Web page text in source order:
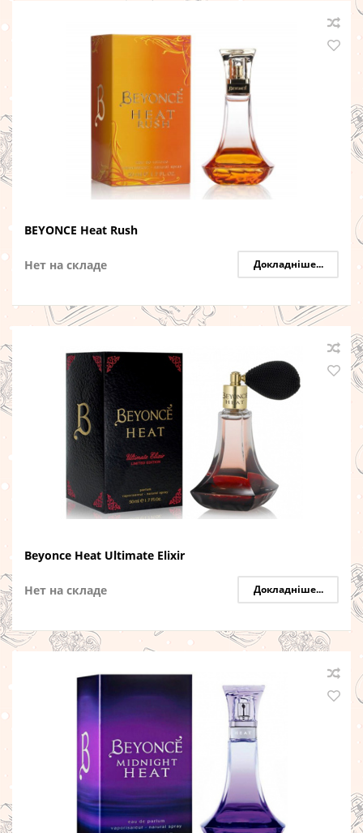
BEYONCE Heat Rush
Нет на складе Докладніше...
Beyonce Heat Ultimate Elixir
Нет на складе Докладніше...